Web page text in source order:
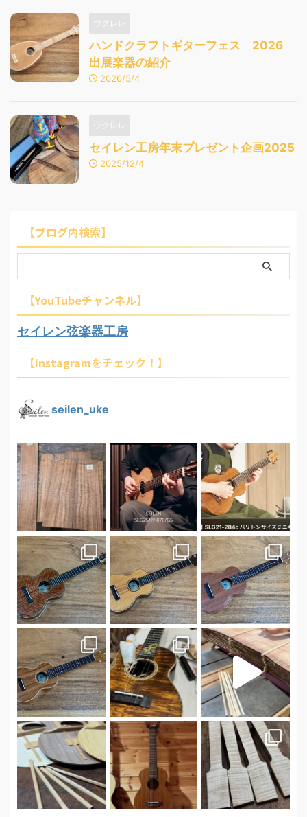
ウクレレ
ハンドクラフトギターフェス 2026
出展楽器の紹介
2026/5/4
ウクレレ
セイレン工房年末プレゼント企画2025
2025/12/4
【ブログ内検索】
【YouTubeチャンネル】
セイレン弦楽器工房
【Instagramをチェック！】
seilen_uke